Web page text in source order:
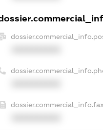
dossier.commercial_info.fax